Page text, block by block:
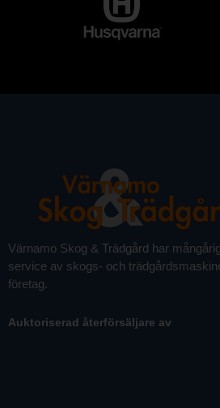
Värnamo Skog & Trädgård har
service av skogs- och
företag.
Auktoriserad återförsäljare av